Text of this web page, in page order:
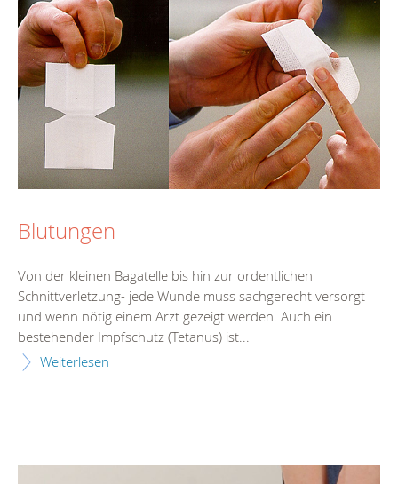
Blutungen
Von der kleinen Bagatelle bis hin zur ordentlichen
Schnittverletzung- jede Wunde muss sachgerecht versorgt
und wenn nötig einem Arzt gezeigt werden. Auch ein
bestehender Impfschutz (Tetanus) ist...
Weiterlesen